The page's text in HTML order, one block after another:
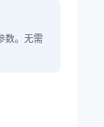
数。无需